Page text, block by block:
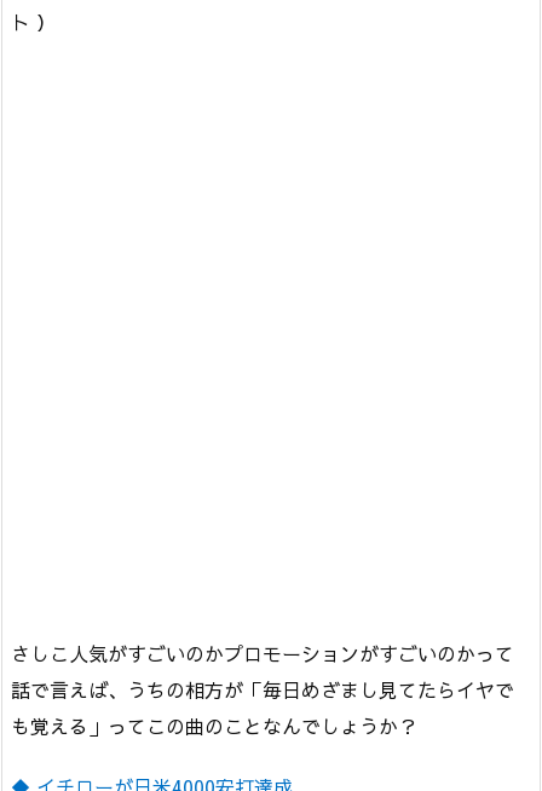
ト ）
さしこ人気がすごいのかプロモーションがすごいのかって
話で言えば、うちの相方が「毎日めざまし見てたらイヤで
も覚える」ってこの曲のことなんでしょうか？